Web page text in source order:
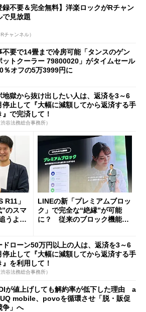
録不要＆完全無料】洋楽ロックがRチャン
で見放題
チャンネル）
不要で14畳まで冷房可能「タンスのゲン
ットクーラー 79800020」がタイムセール
％オフの5万3999円に
地獄から抜け出したい人は、返済を3～6
停止して『大幅に減額してから返済する手
』で完済して！
谷法務総合事務所）
R11」
”のスマ
うより
LINEの新「プレミアムブロッ
ク」で完全な“絶縁”が可能
に？ 従来のブロック機能と
ドローン50万円以上の人は、返済を3～6
停止して『大幅に減額してから返済する手
』を利用して！
谷法務総合事務所）
が値上げしても解約率が低下した理由 a
mobile、povoを循環させ「脱・販促
争」へ